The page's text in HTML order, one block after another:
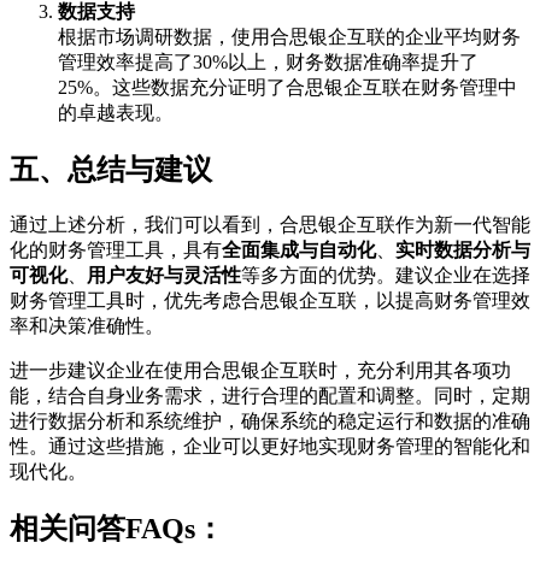
数据支持
根据市场调研数据，使用合思银企互联的企业平均财务
管理效率提高了30%以上，财务数据准确率提升了
25%。这些数据充分证明了合思银企互联在财务管理中
的卓越表现。
五、总结与建议
通过上述分析，我们可以看到，合思银企互联作为新一代智能
化的财务管理工具，具有全面集成与自动化、 实时数据分析与
可视化、 用户友好与灵活性等多方面的优势。建议企业在选择
财务管理工具时，优先考虑合思银企互联，以提高财务管理效
率和决策准确性。
进一步建议企业在使用合思银企互联时，充分利用其各项功
能，结合自身业务需求，进行合理的配置和调整。同时，定期
进行数据分析和系统维护，确保系统的稳定运行和数据的准确
性。通过这些措施，企业可以更好地实现财务管理的智能化和
现代化。
相关问答FAQs：